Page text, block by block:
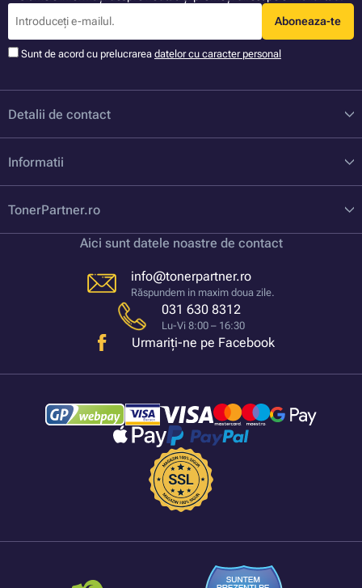
Aboneaza-te
Sunt de acord cu prelucrarea datelor cu caracter personal
Detalii de contact
Informatii
TonerPartner.ro
Aici sunt datele noastre de contact
info@tonerpartner.ro
Răspundem in maxim doua zile.
031 630 8312
Lu-Vi 8:00 – 16:30
Urmariți-ne pe Facebook